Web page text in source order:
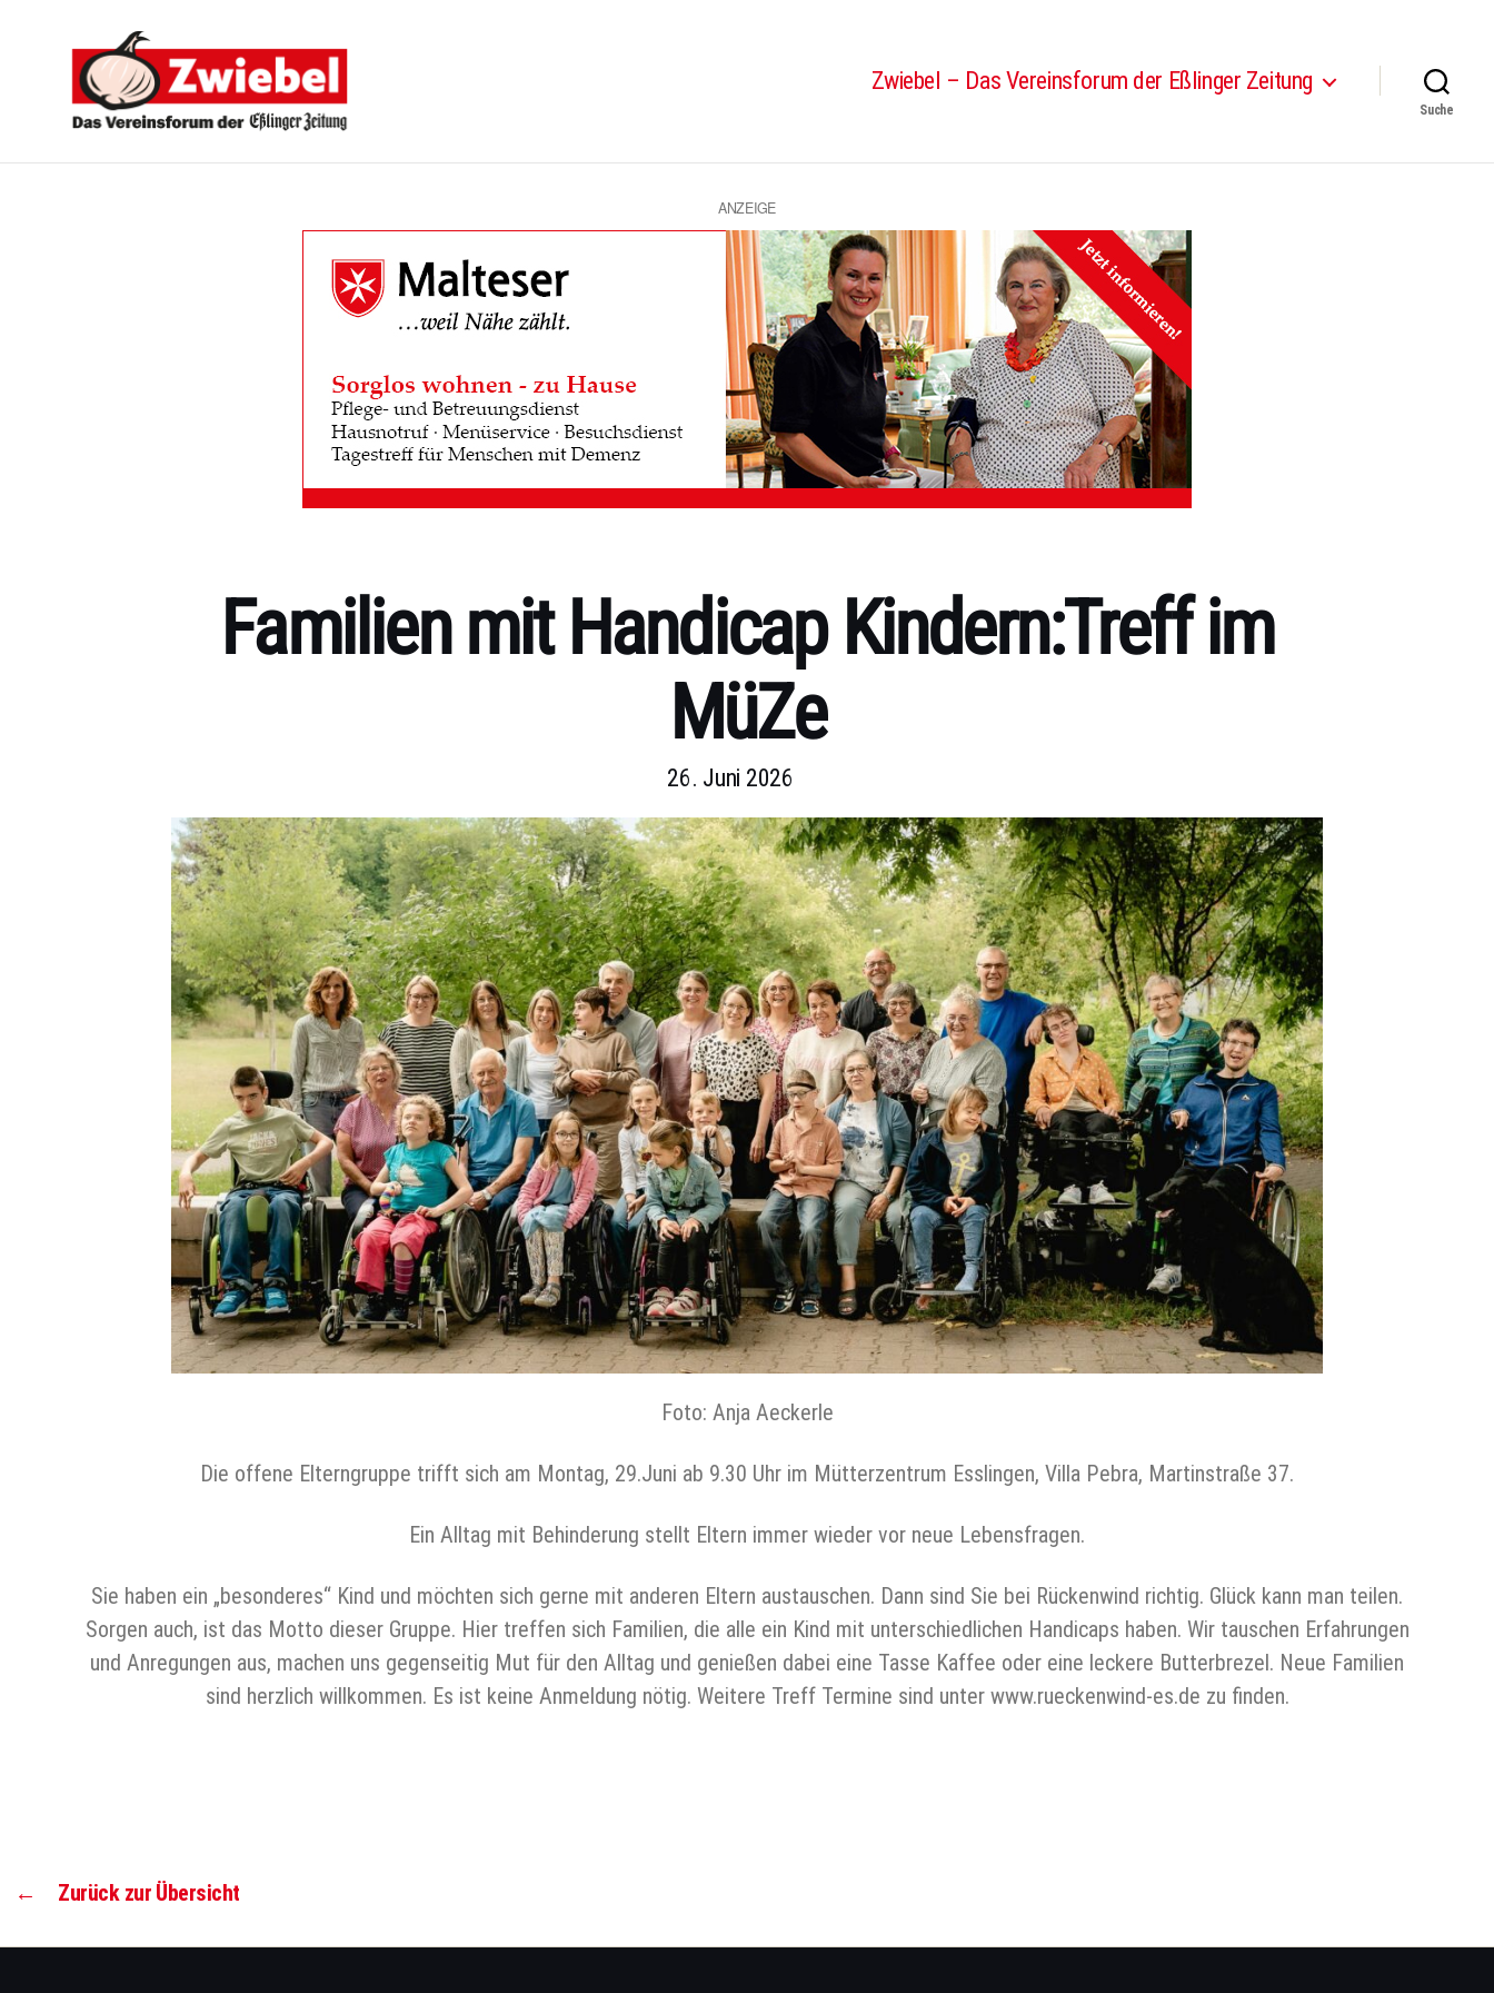
-
Zwiebel – Das Vereinsforum der Eßlinger Zeitung
Suche
ANZEIGE
Kategorien
Familien mit Handicap Kindern:Treff im
MüZe
26. Juni 2026
Foto: Anja Aeckerle
Die offene Elterngruppe trifft sich am Montag, 29.Juni ab 9.30 Uhr im Mütterzentrum Esslingen, Villa Pebra, Martinstraße 37.
Ein Alltag mit Behinderung stellt Eltern immer wieder vor neue Lebensfragen.
Sie haben ein „besonderes“ Kind und möchten sich gerne mit anderen Eltern austauschen. Dann sind Sie bei Rückenwind richtig. Glück kann man teilen.
Sorgen auch, ist das Motto dieser Gruppe. Hier treffen sich Familien, die alle ein Kind mit unterschiedlichen Handicaps haben. Wir tauschen Erfahrungen
und Anregungen aus, machen uns gegenseitig Mut für den Alltag und genießen dabei eine Tasse Kaffee oder eine leckere Butterbrezel. Neue Familien
sind herzlich willkommen. Es ist keine Anmeldung nötig. Weitere Treff Termine sind unter www.rueckenwind-es.de zu finden.
← Zurück zur Übersicht